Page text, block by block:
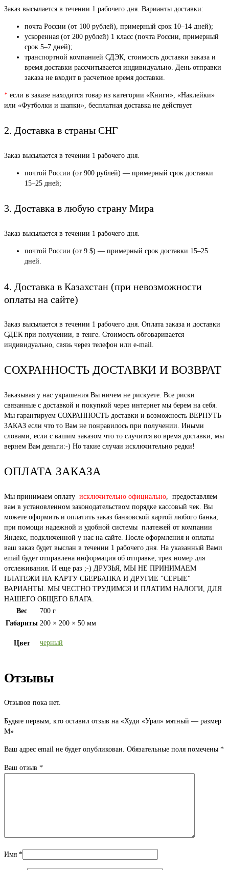
Заказ высылается в течении 1 рабочего дня. Варианты доставки:
почта России (от 100 рублей), примерный срок 10–14 дней);
ускоренная (от 200 рублей) 1 класс (почта России, примерный
срок 5–7 дней);
транспортной компанией СДЭК, стоимость доставки заказа и
время доставки рассчитывается индивидуально. День отправки
заказа не входит в расчетное время доставки.
* если в заказе находится товар из категории «Книги», «Наклейки»
или «Футболки и шапки», бесплатная доставка не действует
2. Доставка в страны СНГ
Заказ высылается в течении 1 рабочего дня.
почтой России (от 900 рублей) — примерный срок доставки
15–25 дней;
3. Доставка в любую страну Мира
Заказ высылается в течении 1 рабочего дня.
почтой России (от 9 $) — примерный срок доставки 15–25
дней.
4. Доставка в Казахстан (при невозможности
оплаты на сайте)
Заказ высылается в течении 1 рабочего дня. Оплата заказа и доставки
СДЕК при получении, в тенге. Стоимость обговаривается
индивидуально, связь через телефон или e-mail.
СОХРАННОСТЬ ДОСТАВКИ И ВОЗВРАТ
Заказывая у нас украшения Вы ничем не рискуете. Все риски
связанные с доставкой и покупкой через интернет мы берем на себя.
Мы гарантируем СОХРАННОСТЬ доставки и возможность ВЕРНУТЬ
ЗАКАЗ если что то Вам не понравилось при получении. Иными
словами, если с вашим заказом что то случится во время доставки, мы
вернем Вам деньги:-) Но такие случаи исключительно редки!
ОПЛАТА ЗАКАЗА
Мы принимаем оплату исключительно официально, предоставляем
вам в установленном законодательством порядке кассовый чек. Вы
можете оформить и оплатить заказ банковской картой любого банка,
при помощи надежной и удобной системы платежей от компании
Яндекс, подключенной у нас на сайте. После оформления и оплаты
ваш заказ будет выслан в течении 1 рабочего дня. На указанный Вами
email будет отправлена информация об отправке, трек номер для
отслеживания. И еще раз ;-) ДРУЗЬЯ, МЫ НЕ ПРИНИМАЕМ
ПЛАТЕЖИ НА КАРТУ СБЕРБАНКА И ДРУГИЕ "СЕРЫЕ"
ВАРИАНТЫ. МЫ ЧЕСТНО ТРУДИМСЯ И ПЛАТИМ НАЛОГИ, ДЛЯ
НАШЕГО ОБЩЕГО БЛАГА.
Вес
700 г
Габариты 200 × 200 × 50 мм
Цвет черный
Отзывы
Отзывов пока нет.
Будьте первым, кто оставил отзыв на «Худи «Урал» мятный — размер
M»
Ваш адрес email не будет опубликован. Обязательные поля помечены *
Ваш отзыв *
Имя *